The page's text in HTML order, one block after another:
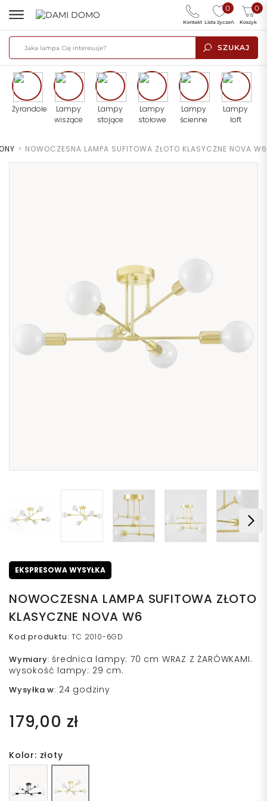
SZUKAJ
0
Lista życzeń
0
Koszyk
Kontakt
Żyrandole
Lampy
wiszące
Lampy
stojące
Lampy
stołowe
Lampy
ścienne
Lampy
loft
> NOWOCZESNA LAMPA SUFITOWA ZŁOTO KLASYCZNE NOVA W6
EKSPRESOWA WYSYŁKA
NOWOCZESNA LAMPA SUFITOWA ZŁOTO
KLASYCZNE NOVA W6
Kod produktu:TC 2010-6GD
Wymiary: średnica lampy: 70 cm WRAZ Z ŻARÓWKAMI.
wysokość lampy: 29 cm.
Wysyłka w: 24 godziny
179,00 zł
Kolor: złoty